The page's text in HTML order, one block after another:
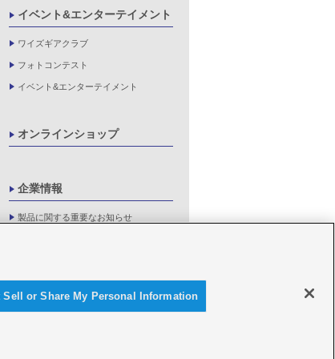
イベント&エンターテイメント
ワイズギアクラブ
フォトコンテスト
イベント&エンターテイメント
オンラインショップ
企業情報
製品に関する重要なお知らせ
Sell or Share My Personal Information